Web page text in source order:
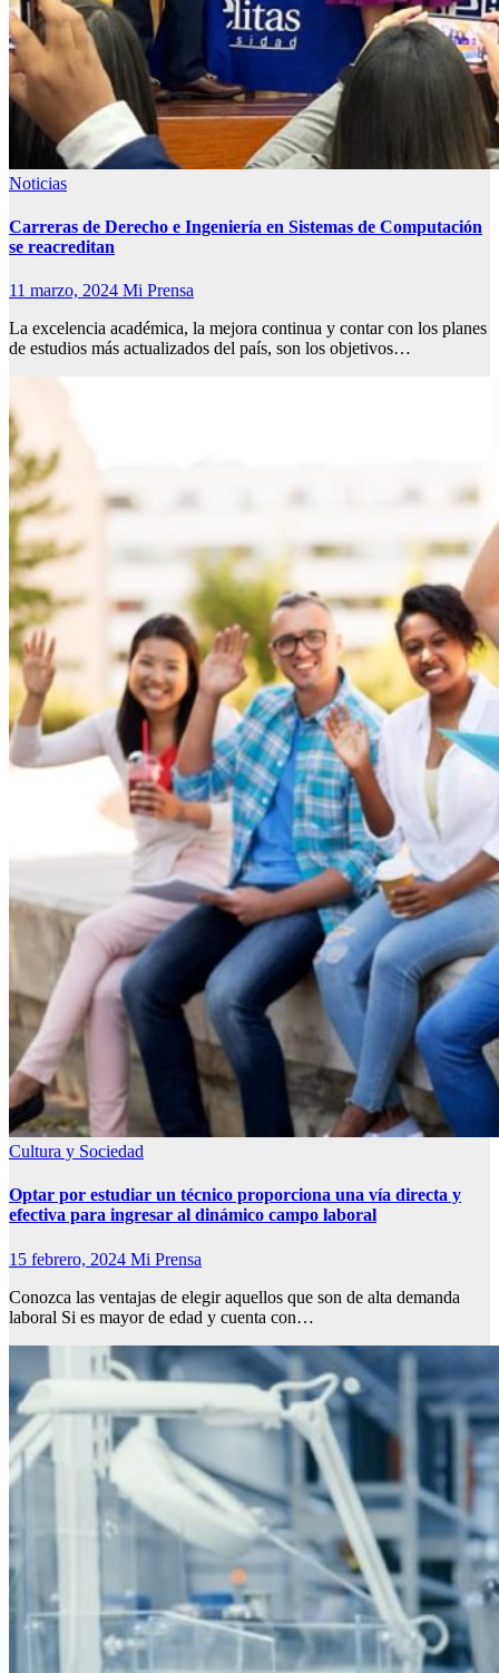
Noticias
Carreras de Derecho e Ingeniería en Sistemas de Computación
se reacreditan
11 marzo, 2024 Mi Prensa
La excelencia académica, la mejora continua y contar con los planes
de estudios más actualizados del país, son los objetivos…
Cultura y Sociedad
Optar por estudiar un técnico proporciona una vía directa y
efectiva para ingresar al dinámico campo laboral
15 febrero, 2024 Mi Prensa
Conozca las ventajas de elegir aquellos que son de alta demanda
laboral Si es mayor de edad y cuenta con…